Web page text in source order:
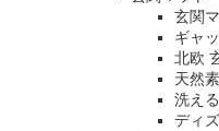
玄関
ギャ
北欧
天然
洗え
ディ